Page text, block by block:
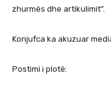
zhurmës dhe artikulimit”.
Konjufca ka akuzuar
Postimi i plotë: